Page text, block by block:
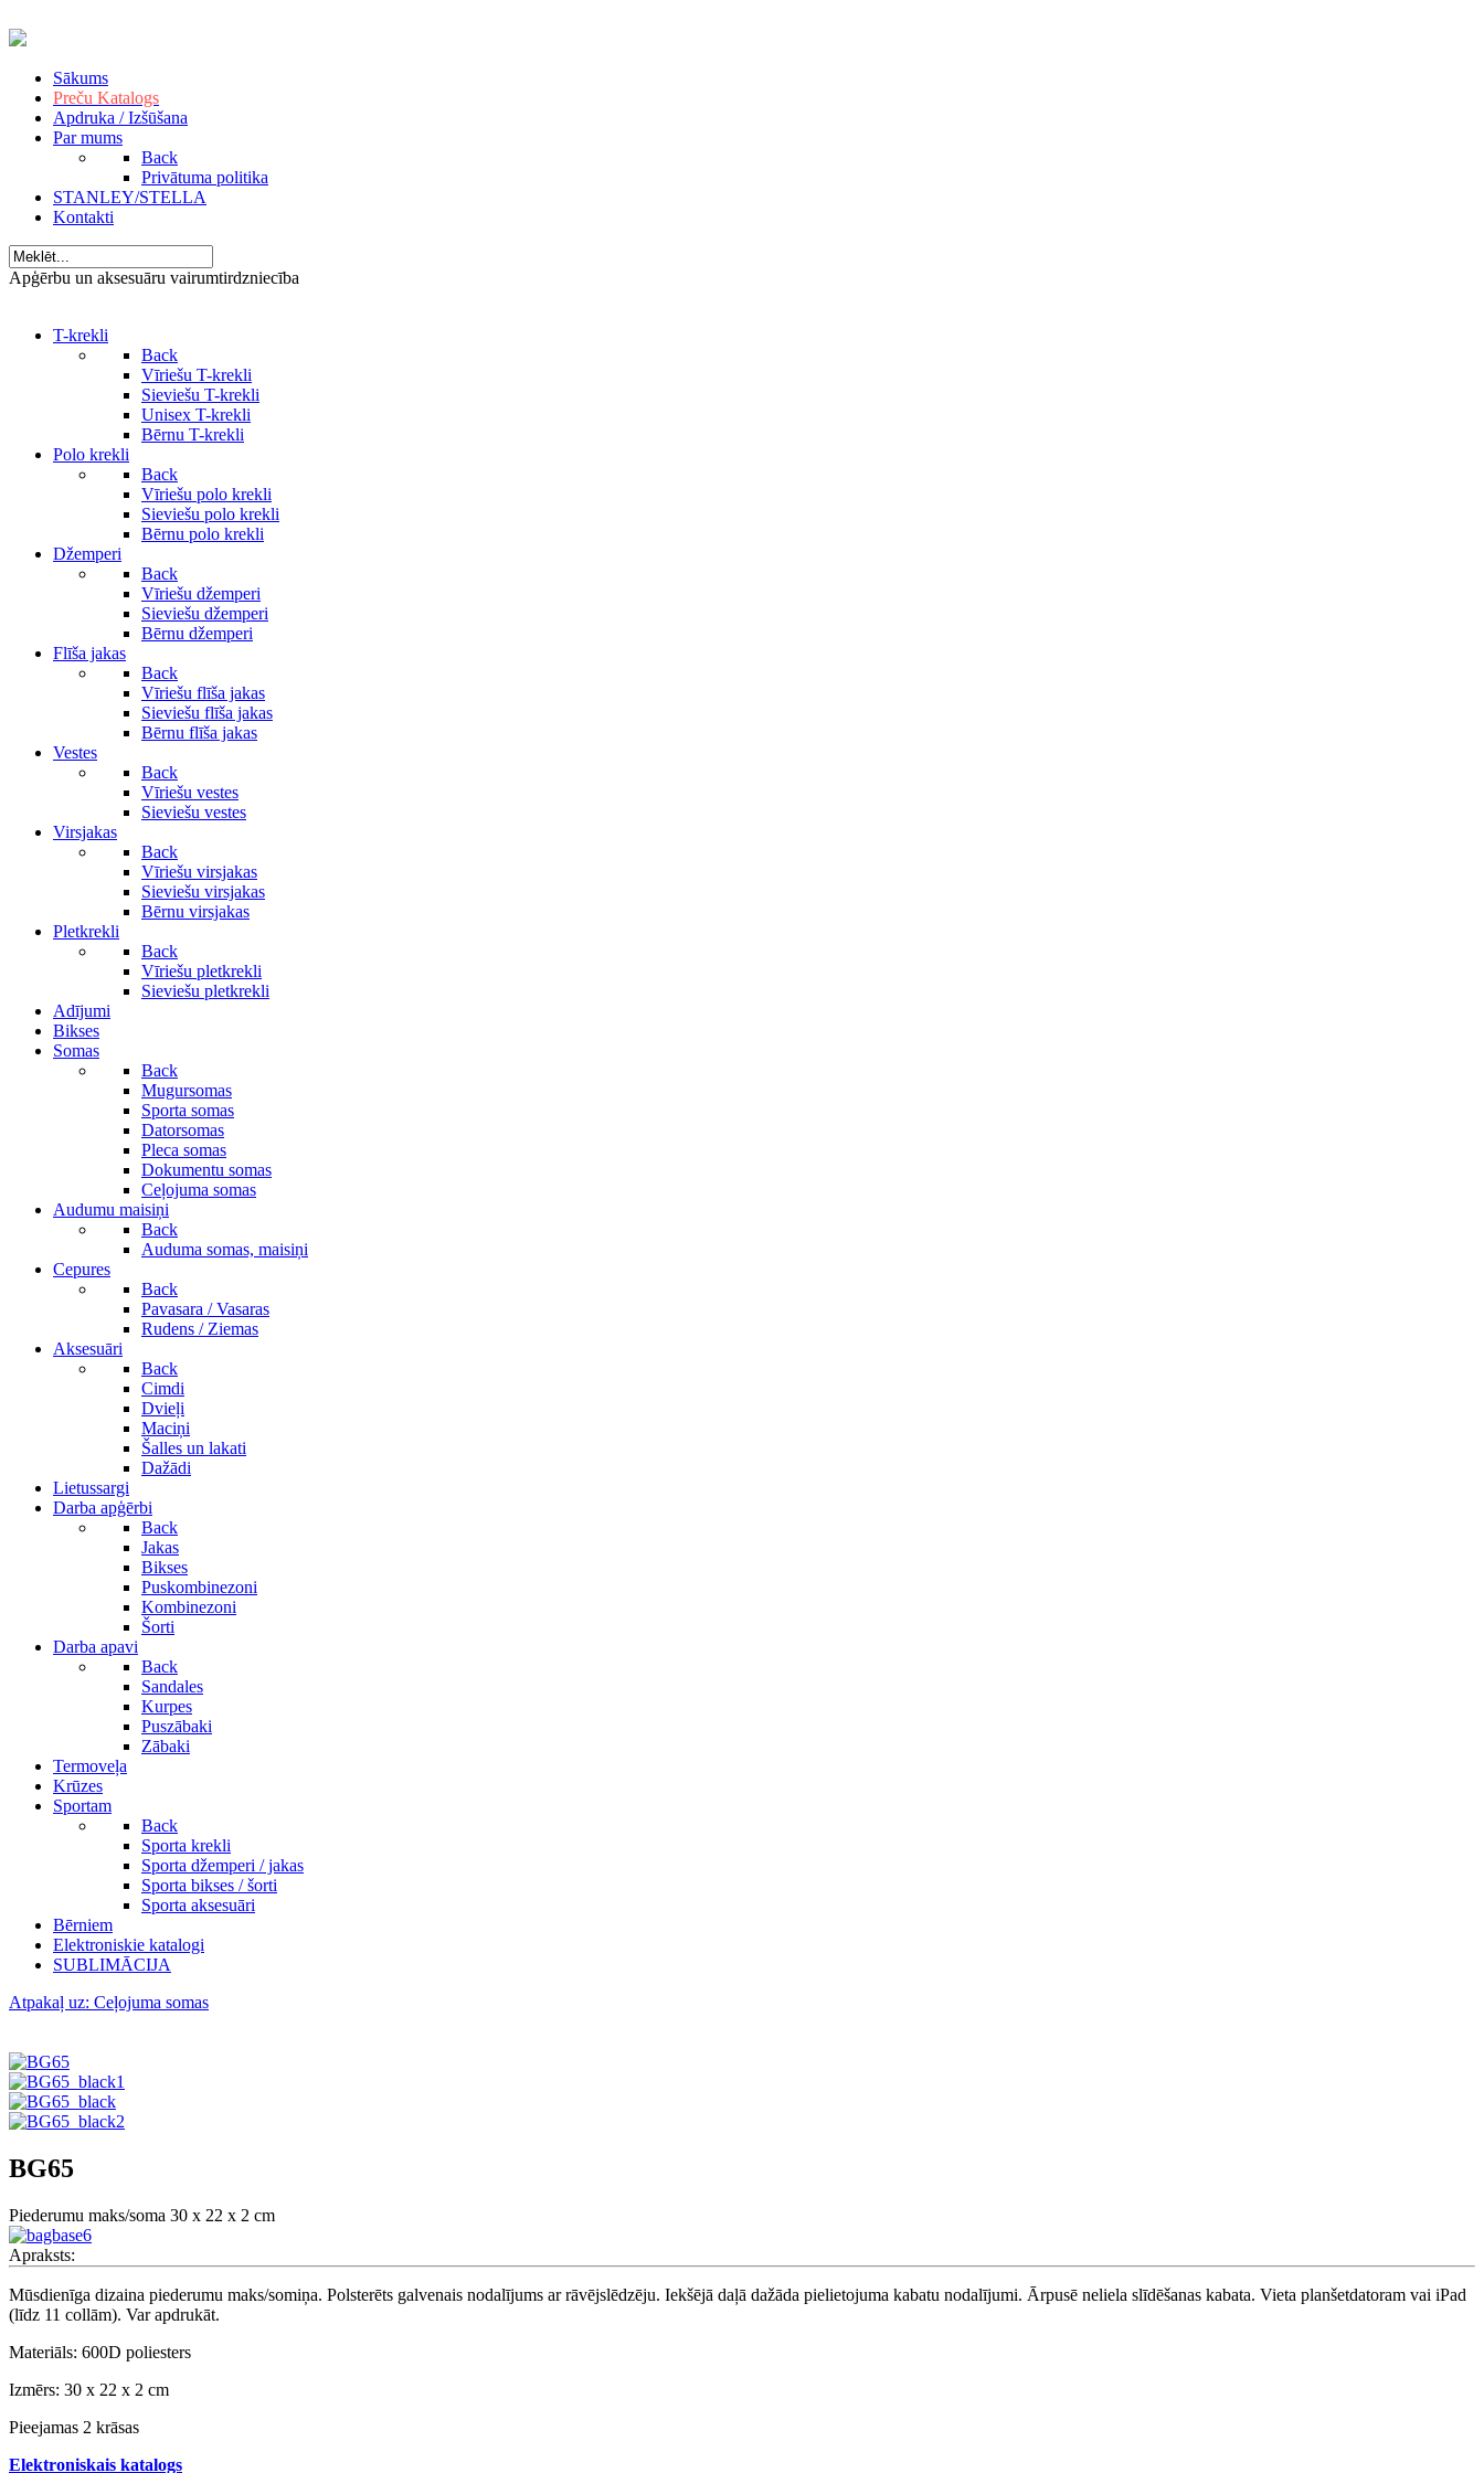
Sākums
Preču Katalogs
Apdruka / Izšūšana
Par mums
Back
Privātuma politika
STANLEY/STELLA
Kontakti
Apģērbu un aksesuāru vairumtirdzniecība
T-krekli
Back
Vīriešu T-krekli
Sieviešu T-krekli
Unisex T-krekli
Bērnu T-krekli
Polo krekli
Back
Vīriešu polo krekli
Sieviešu polo krekli
Bērnu polo krekli
Džemperi
Back
Vīriešu džemperi
Sieviešu džemperi
Bērnu džemperi
Flīša jakas
Back
Vīriešu flīša jakas
Sieviešu flīša jakas
Bērnu flīša jakas
Vestes
Back
Vīriešu vestes
Sieviešu vestes
Virsjakas
Back
Vīriešu virsjakas
Sieviešu virsjakas
Bērnu virsjakas
Pletkrekli
Back
Vīriešu pletkrekli
Sieviešu pletkrekli
Adījumi
Bikses
Somas
Back
Mugursomas
Sporta somas
Datorsomas
Pleca somas
Dokumentu somas
Ceļojuma somas
Audumu maisiņi
Back
Auduma somas, maisiņi
Cepures
Back
Pavasara / Vasaras
Rudens / Ziemas
Aksesuāri
Back
Cimdi
Dvieļi
Maciņi
Šalles un lakati
Dažādi
Lietussargi
Darba apģērbi
Back
Jakas
Bikses
Puskombinezoni
Kombinezoni
Šorti
Darba apavi
Back
Sandales
Kurpes
Puszābaki
Zābaki
Termoveļa
Krūzes
Sportam
Back
Sporta krekli
Sporta džemperi / jakas
Sporta bikses / šorti
Sporta aksesuāri
Bērniem
Elektroniskie katalogi
SUBLIMĀCIJA
Atpakaļ uz: Ceļojuma somas
BG65
Piederumu maks/soma 30 x 22 x 2 cm
Apraksts:
Mūsdienīga dizaina piederumu maks/somiņa. Polsterēts galvenais nodalījums ar rāvējslēdzēju. Iekšējā daļā dažāda pielietojuma kabatu nodalījumi. Ārpusē neliela slīdēšanas kabata. Vieta planšetdatoram vai iPad
(līdz 11 collām). Var apdrukāt.
Materiāls: 600D poliesters
Izmērs: 30 x 22 x 2 cm
Pieejamas 2 krāsas
Elektroniskais katalogs